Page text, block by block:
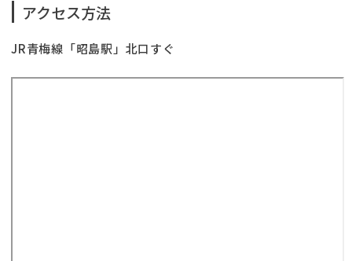
アクセス方法
JR青梅線「昭島駅」北口すぐ